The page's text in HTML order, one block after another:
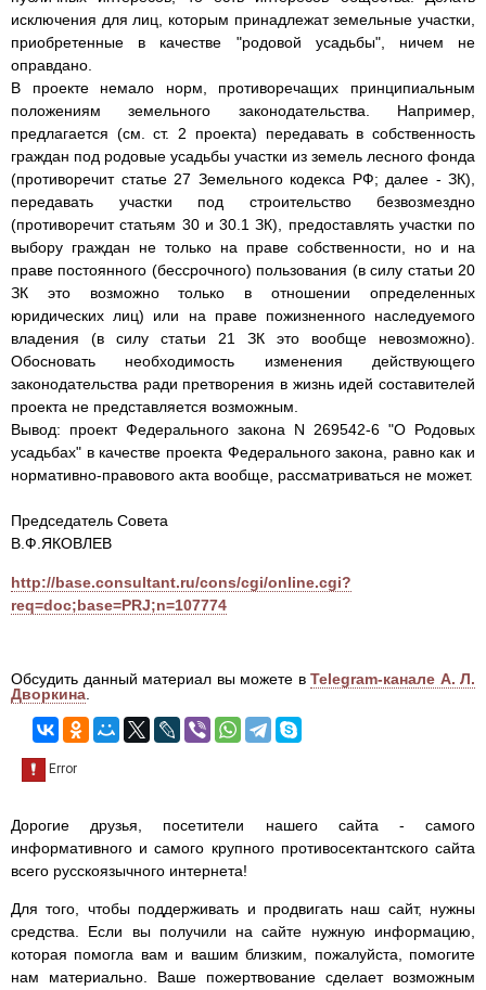
исключения для лиц, которым принадлежат земельные участки,
приобретенные в качестве "родовой усадьбы", ничем не
оправдано.
В проекте немало норм, противоречащих принципиальным
положениям земельного законодательства. Например,
предлагается (см. ст. 2 проекта) передавать в собственность
граждан под родовые усадьбы участки из земель лесного фонда
(противоречит статье 27 Земельного кодекса РФ; далее - ЗК),
передавать участки под строительство безвозмездно
(противоречит статьям 30 и 30.1 ЗК), предоставлять участки по
выбору граждан не только на праве собственности, но и на
праве постоянного (бессрочного) пользования (в силу статьи 20
ЗК это возможно только в отношении определенных
юридических лиц) или на праве пожизненного наследуемого
владения (в силу статьи 21 ЗК это вообще невозможно).
Обосновать необходимость изменения действующего
законодательства ради претворения в жизнь идей составителей
проекта не представляется возможным.
Вывод: проект Федерального закона N 269542-6 "О Родовых
усадьбах" в качестве проекта Федерального закона, равно как и
нормативно-правового акта вообще, рассматриваться не может.
Председатель Совета
В.Ф.ЯКОВЛЕВ
http://base.consultant.ru/cons/cgi/online.cgi?
req=doc;base=PRJ;n=107774
Обсудить данный материал вы можете в Telegram-канале А. Л.
Дворкина
Дорогие друзья, посетители нашего сайта - самого
информативного и самого крупного противосектантского сайта
всего русскоязычного интернета!
Для того, чтобы поддерживать и продвигать наш сайт, нужны
средства. Если вы получили на сайте нужную информацию,
которая помогла вам и вашим близким, пожалуйста, помогите
нам материально. Ваше пожертвование сделает возможным